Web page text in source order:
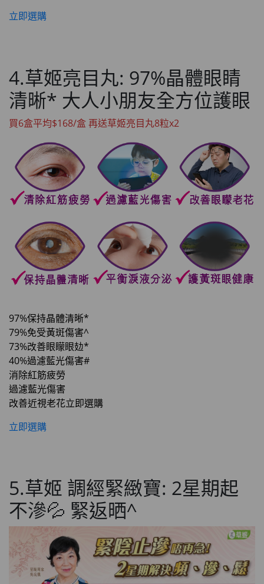
立即選購
4.草姬亮目丸: 97%晶體眼睛
清晰* 大人小朋友全方位護眼
買6盒平均$168/盒 再送草姬亮目丸8粒x2
97%保持晶體清晰*
79%免受黃斑傷害^
73%改善眼矇眼攰*
40%過濾藍光傷害#
消除紅筋疲勞
過濾藍光傷害
改善近視老花立即選購
立即選購
5.草姬 調經緊緻寶: 2星期起
不滲💦 緊返晒^